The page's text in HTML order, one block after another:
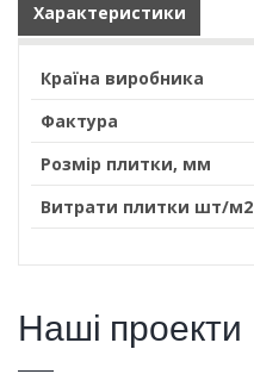
Характеристики
Країна виробника
Фактура
Розмір плитки, мм
Витрати плитки шт/м2
Наші проекти